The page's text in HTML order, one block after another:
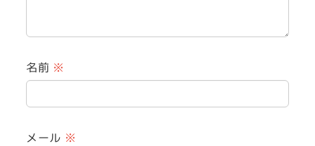
名前 ※
メール ※